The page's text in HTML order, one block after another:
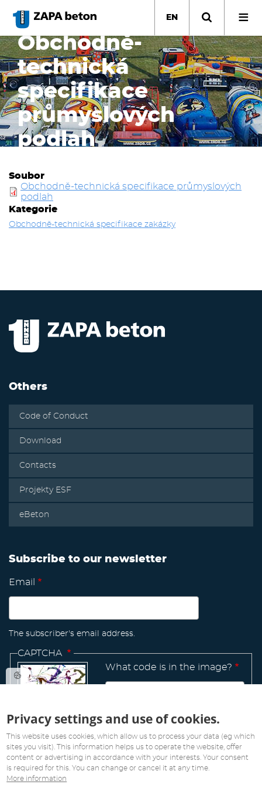
main
content
EN
Obchodně-
technická
specifikace
průmyslových
podlah
Soubor
Obchodně-technická specifikace průmyslových
podlah
Kategorie
Obchodně-technická specifikace zakázky
Others
Code of Conduct
Download
Contacts
Projekty ESF
eBeton
Subscribe to our newsletter
Email
The subscriber's email address.
CAPTCHA
What code is in the image?
Manage
existing
Privacy settings and use of cookies.
This website uses cookies, which allow us to process your data (eg which
sites you visit). This information helps us to operate the website, offer
content or advertising in accordance with your interests. Your consent
is required for this. You can change or cancel it at any time.
More information